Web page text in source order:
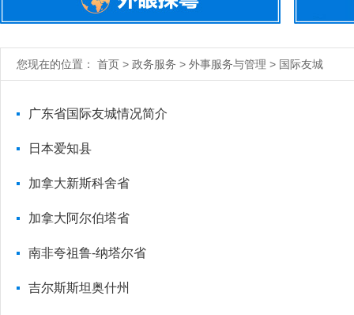
您现在的位置： 首页 > 政务服务 > 外事服务与管理 > 国际友城
广东省国际友城情况简介
日本爱知县
加拿大新斯科舍省
加拿大阿尔伯塔省
南非夸祖鲁-纳塔尔省
吉尔斯斯坦奥什州